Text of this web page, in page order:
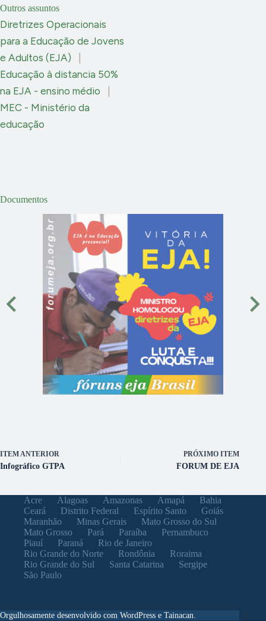
Documentos
Outros assuntos
Diretrizes Operacionais
para a Educação de Jovens
e Adultos (EJA)
Educação à distancia 50%
na EJA - ensino médio
MEC - Ministério da
educação
ITEM ANTERIOR
Infográfico GTPA
PRÓXIMO ITEM
FORUM DE EJA
Acre Alagoas Amazonas Amapá
Bahia
Ceará
Distrito Federal Espírito Santo
Goiás
Maranhão
Minas Gerais
Mato Grosso do Sul
Mato Grosso
Pará Paraíba
Pernambuco
Piauí
Paraná
Rio de Janeiro
Rio Grande do Norte
Rondônia
Roraima
Rio Grande do Sul
Santa Catarina
Sergipe
São Paulo
Orgulhosamente desenvolvido com WordPress e Tainacan.